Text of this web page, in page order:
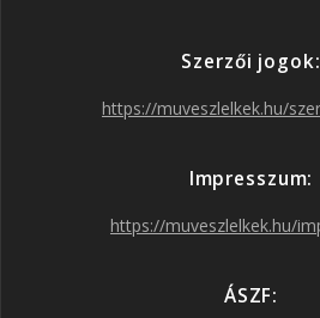
o r
a
Szerzői jogok:
https://muveszlelkek.hu/
Impresszum:
https://muveszlelkek.hu/
ÁSZF: